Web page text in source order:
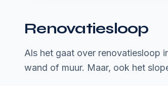
Renovatiesloop
Als het gaat over renovatiesloop
wand of muur. Maar, ook het